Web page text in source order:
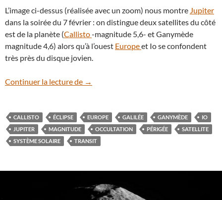
L’image ci-dessus (réalisée avec un zoom) nous montre Jupiter
dans la soirée du 7 février : on distingue deux satellites du côté
est de la planète (Callisto-magnitude 5,6- et Ganymède
magnitude 4,6) alors qu’à l’ouest Europeet Io se confondent
très près du disque jovien.
Continuer la lecture de La planète Jupiter au plus près de la
→
CALLISTO ÉCLIPSE EUROPE GALILÉE GANYMÈDE
IO
JUPITER
MAGNITUDE OCCULTATION PÉRIGÉE
SATELLITE
SYSTÈME SOLAIRE
TRANSIT